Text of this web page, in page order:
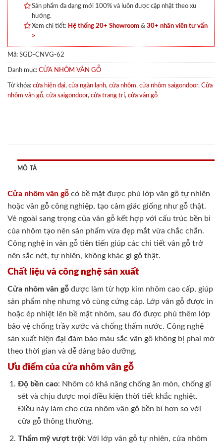
Sản phẩm đa dạng mới 100% và luôn được cập nhật theo xu
hướng.
Xem chi tiết: Hệ thống 20+ Showroom & 30+ nhân viên tư vấn
>
Mã: SGD-CNVG-62
Danh mục: CỬA NHÔM VÂN GỖ
Từ khóa: cửa hiện đại, cửa ngăn lạnh, cửa nhôm, cửa nhôm saigondoor, Cửa
nhôm vân gỗ, cửa saigondoor, cửa trang trí, cửa vân gỗ
MÔ TẢ
Cửa nhôm vân gỗ có bề mặt được phủ lớp vân gỗ tự nhiên
hoặc vân gỗ công nghiệp, tạo cảm giác giống như gỗ thật.
Vẻ ngoài sang trọng của vân gỗ kết hợp với cấu trúc bền bỉ
của nhôm tạo nên sản phẩm vừa đẹp mắt vừa chắc chắn.
Công nghệ in vân gỗ tiên tiến giúp các chi tiết vân gỗ trở
nên sắc nét, tự nhiên, không khác gì gỗ thật.
Chất liệu và công nghệ sản xuất
Cửa nhôm vân gỗ được làm từ hợp kim nhôm cao cấp, giúp
sản phẩm nhẹ nhưng vô cùng cứng cáp. Lớp vân gỗ được in
hoặc ép nhiệt lên bề mặt nhôm, sau đó được phủ thêm lớp
bảo vệ chống trầy xước và chống thấm nước. Công nghệ
sản xuất hiện đại đảm bảo màu sắc vân gỗ không bị phai mờ
theo thời gian và dễ dàng bảo dưỡng.
Ưu điểm của cửa nhôm vân gỗ
Độ bền cao: Nhôm có khả năng chống ăn mòn, chống gỉ
sét và chịu được mọi điều kiện thời tiết khắc nghiệt.
Điều này làm cho cửa nhôm vân gỗ bền bỉ hơn so với
cửa gỗ thông thường.
Thẩm mỹ vượt trội: Với lớp vân gỗ tự nhiên, cửa nhôm